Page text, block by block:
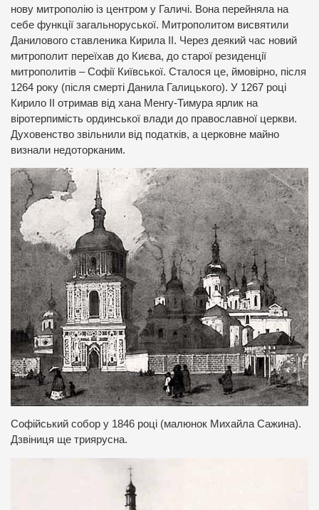
нову митрополію із центром у Галичі. Вона перейняла на
себе функції загальноруської. Митрополитом висвятили
Данилового ставленика Кирила ІІ. Через деякий час новий
митрополит переїхав до Києва, до старої резиденції
митрополитів – Софії Київської. Сталося це, ймовірно, після
1264 року (після смерті Данила Галицького). У 1267 році
Кирило ІІ отримав від хана Менгу-Тимура ярлик на
віротерпимість ординської влади до православної церкви.
Духовенство звільнили від податків, а церковне майно
визнали недоторканим.
Софійський собор у 1846 році (малюнок Михайла Сажина).
Дзвіниця ще триярусна.